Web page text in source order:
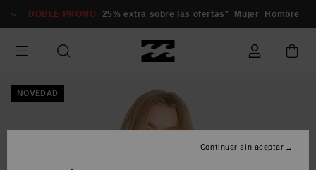
información
DOBLE PROMO 25% extra sobre las ofertas* Mujer Hombre
NOVEDAD
Continuar sin aceptar